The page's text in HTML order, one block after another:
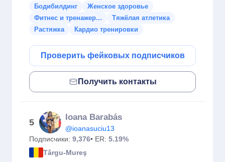
Бодибилдинг
Женское здоровье
Фитнес и тренажер...
Тяжёлая атлетика
Растяжка
Кардио тренировки
Проверить фейковых подписчиков
Получить контакты
5
Ioana Barabás
@ioanasuciu13
Подписчики: 9,376• ER: 5.19%
Târgu-Mureş